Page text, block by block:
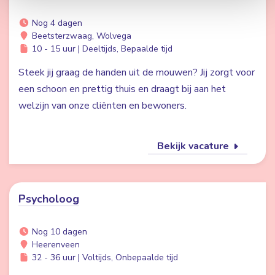
Nog 4 dagen
Beetsterzwaag, Wolvega
10 - 15 uur | Deeltijds, Bepaalde tijd
Steek jij graag de handen uit de mouwen? Jij zorgt voor
een schoon en prettig thuis en draagt bij aan het
welzijn van onze cliënten en bewoners.
Bekijk vacature
Psycholoog
Nog 10 dagen
Heerenveen
32 - 36 uur | Voltijds, Onbepaalde tijd